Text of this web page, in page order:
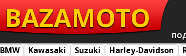
BAZAMOTO
BMW Kawasaki Suzuki Harley-Davidson